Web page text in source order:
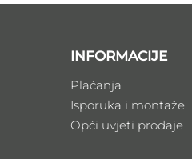
INFORMACIJE
Plaćanja
Isporuka i montaže
Opći uvjeti prodaje